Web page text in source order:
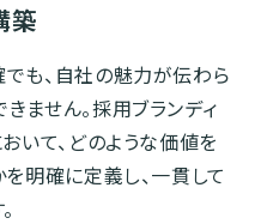
築
も、自社の魅力が伝わら
ません。採用ブランディ
いて、どのような価値を
明確に定義し、一貫して